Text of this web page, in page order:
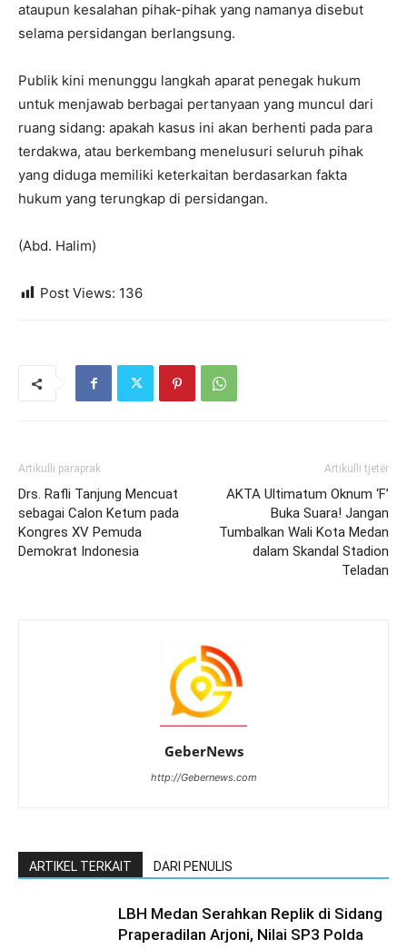
ataupun kesalahan pihak-pihak yang namanya disebut
selama persidangan berlangsung.
Publik kini menunggu langkah aparat penegak hukum
untuk menjawab berbagai pertanyaan yang muncul dari
ruang sidang: apakah kasus ini akan berhenti pada para
terdakwa, atau berkembang menelusuri seluruh pihak
yang diduga memiliki keterkaitan berdasarkan fakta
hukum yang terungkap di persidangan.
(Abd. Halim)
Post Views: 136
Artikulli paraprak
Drs. Rafli Tanjung Mencuat
sebagai Calon Ketum pada
Kongres XV Pemuda
Demokrat Indonesia
Artikulli tjetër
AKTA Ultimatum Oknum ‘F’
Buka Suara! Jangan
Tumbalkan Wali Kota Medan
dalam Skandal Stadion
Teladan
GeberNews
http://Gebernews.com
ARTIKEL TERKAIT DARI PENULIS
LBH Medan Serahkan Replik di Sidang
Praperadilan Arjoni, Nilai SP3 Polda